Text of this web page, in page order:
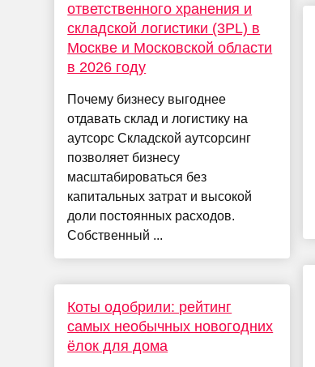
ответственного хранения и
складской логистики (3PL) в
Москве и Московской области
в 2026 году
Почему бизнесу выгоднее
отдавать склад и логистику на
аутсорс Складской аутсорсинг
позволяет бизнесу
масштабироваться без
капитальных затрат и высокой
доли постоянных расходов.
Собственный ...
Коты одобрили: рейтинг
самых необычных новогодних
ёлок для дома